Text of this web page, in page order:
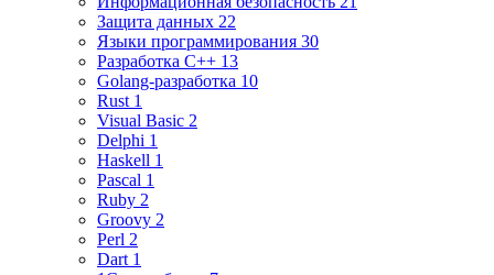
Защита данных 22
Языки программирования 30
Разработка C++ 13
Golang-разработка 10
Rust 1
Visual Basic 2
Delphi 1
Haskell 1
Pascal 1
Ruby 2
Groovy 2
Perl 2
Dart 1